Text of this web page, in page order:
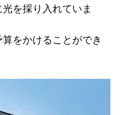
を採り入れていま
をかけることができ